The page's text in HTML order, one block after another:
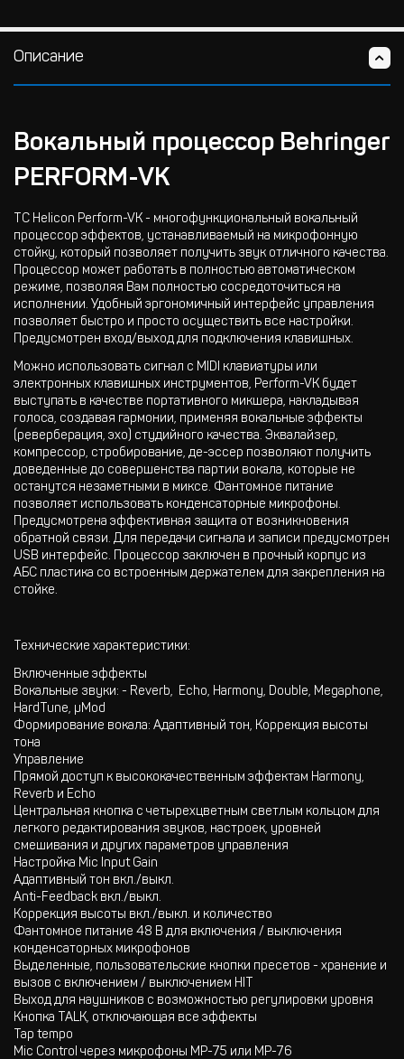
Описание
Вокальный процессор Behringer
PERFORM-VK
TC Helicon Perform-VK - многофункциональный вокальный
процессор эффектов, устанавливаемый на микрофонную
стойку, который позволяет получить звук отличного качества.
Процессор может работать в полностью автоматическом
режиме, позволяя Вам полностью сосредоточиться на
исполнении. Удобный эргономичный интерфейс управления
позволяет быстро и просто осуществить все настройки.
Предусмотрен вход/выход для подключения клавишных.
Можно использовать сигнал с MIDI клавиатуры или
электронных клавишных инструментов, Perform-VK будет
выступать в качестве портативного микшера, накладывая
голоса, создавая гармонии, применяя вокальные эффекты
(реверберация, эхо) студийного качества. Эквалайзер,
компрессор, стробирование, де-эссер позволяют получить
доведенные до совершенства партии вокала, которые не
останутся незаметными в миксе. Фантомное питание
позволяет использовать конденсаторные микрофоны.
Предусмотрена эффективная защита от возникновения
обратной связи. Для передачи сигнала и записи предусмотрен
USB интерфейс. Процессор заключен в прочный корпус из
АБС пластика со встроенным держателем для закрепления на
стойке.
Технические характеристики:
Включенные эффекты
Вокальные звуки: - Reverb, Echo, Harmony, Double, Megaphone,
HardTune, µMod
Формирование вокала: Адаптивный тон, Коррекция высоты
тона
Управление
Прямой доступ к высококачественным эффектам Harmony,
Reverb и Echo
Центральная кнопка с четырехцветным светлым кольцом для
легкого редактирования звуков, настроек, уровней
смешивания и других параметров управления
Настройка Mic Input Gain
Адаптивный тон вкл./выкл.
Anti-Feedback вкл./выкл.
Коррекция высоты вкл./выкл. и количество
Фантомное питание 48 В для включения / выключения
конденсаторных микрофонов
Выделенные, пользовательские кнопки пресетов - хранение и
вызов с включением / выключением HIT
Выход для наушников с возможностью регулировки уровня
Кнопка TALK, отключающая все эффекты
Tap tempo
Mic Control через микрофоны MP-75 или MP-76